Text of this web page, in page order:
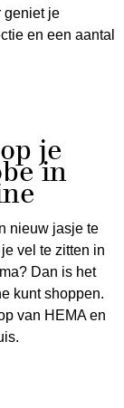
geniet je
en een aantal
je
in
nieuw jasje te
vel te zitten in
Dan is het
kunt shoppen.
van HEMA en